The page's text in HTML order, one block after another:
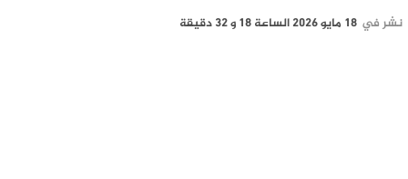
نشر في 18 مايو 2026 الساعة 18 و 32 دقيقة